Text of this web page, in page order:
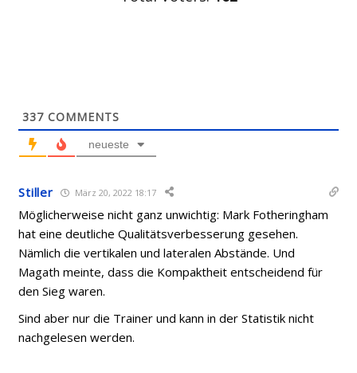
337 COMMENTS
neueste
Stiller März 20, 2022 18:17
Möglicherweise nicht ganz unwichtig: Mark Fotheringham
hat eine deutliche Qualitätsverbesserung gesehen.
Nämlich die vertikalen und lateralen Abstände. Und
Magath meinte, dass die Kompaktheit entscheidend für
den Sieg waren.
Sind aber nur die Trainer und kann in der Statistik nicht
nachgelesen werden.